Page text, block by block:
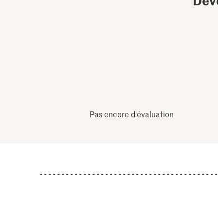
Pas encore d'évaluation